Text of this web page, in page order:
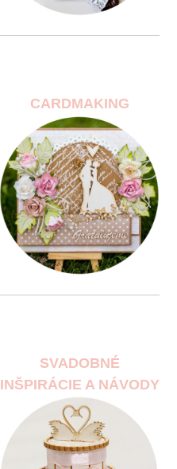
CARDMAKING
SVADOBNÉ
INŠPIRÁCIE A NÁVODY